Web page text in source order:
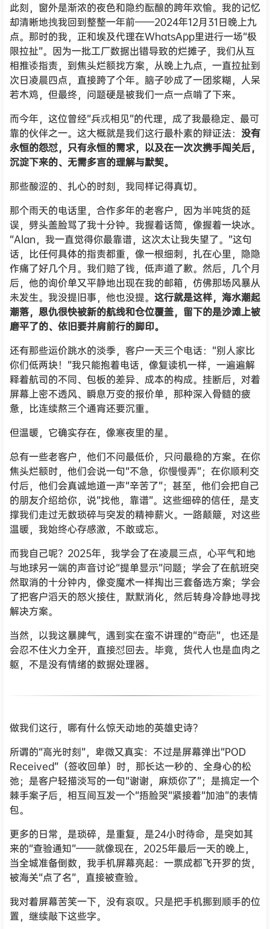
此刻，窗外是渐浓的夜色和隐约酝酿的跨年欢愉。我的记忆
却清晰地拽我回到整整一年前——2024年12月31日晚上九
点。那时的我，正和埃及代理在WhatsApp里进行一场“极
限拉扯”。因为一批工厂数据出错导致的烂摊子，我们从互
相推诿指责，到焦头烂额找方案，从晚上九点，一直拉扯到
次日凌晨四点，直接跨了个年。脑子吵成了一团浆糊，人呆
若木鸡，但最终，问题硬是被我们一点一点啃了下来。
而今年，这位曾经“兵戎相见”的代理，成了我最稳定、最可
靠的伙伴之一。这大概就是我们这行最朴素的辩证法： 没有
永恒的怨怼，只有永恒的需求，以及在一次次携手闯关后，
沉淀下来的、无需多言的理解与默契。
那些酸涩的、扎心的时刻，我同样记得真切。
那个雨天的电话里，合作多年的老客户，因为半吨货的延
误，劈头盖脸骂了我十分钟。我握着话筒，像握着一块冰。
“Alan，我一直觉得你最靠谱，这次太让我失望了。”这句
话，比任何具体的指责都重，像一根细刺，扎在心里，隐隐
作痛了好几个月。我们赔了钱，低声道了歉。然后，几个月
后，他的询价单又平静地出现在我的邮箱，仿佛那场风暴从
未发生。我没提旧事，他也没提。 这行就是这样，海水潮起
潮落，恩仇很快被新的航线和仓位覆盖，留下的是沙滩上被
磨平了的、依旧要并肩前行的脚印。
还有那些运价跳水的淡季，客户一天三个电话：“别人家比
你们低两块！”我只能抱着电话，像复读机一样，一遍遍解
释着航司的不同、包板的差异、成本的构成。挂断后，对着
屏幕上密不透风、瞬息万变的报价单，那种深入骨髓的疲
惫，比连续熬三个通宵还要沉重。
但温暖，它确实存在，像寒夜里的星。
总有一些老客户，他们不问最低价，只问最稳的方案。在你
焦头烂额时，他们会说一句“不急，你慢慢弄”；在你顺利交
付后，他们会真诚地道一声“辛苦了”；甚至，他们会把自己
的朋友介绍给你，说“找他，靠谱”。这些细碎的信任，是支
撑我们走过无数琐碎与突发的精神薪火。一路颠簸，对这些
温暖，我始终心存感激，不敢或忘。
而我自己呢？2025年，我学会了在凌晨三点，心平气和地
与地球另一端的声音讨论“提单显示”问题；学会了在航班突
然取消的十分钟内，像变魔术一样掏出三套备选方案；学会
了把客户滔天的怒火接住，默默消化，然后转身冷静地寻找
解决方案。
当然，以我这暴脾气，遇到实在蛮不讲理的“奇葩”，也还是
会忍不住火力全开，直接怼回去。毕竟，货代人也是血肉之
躯，不是没有情绪的数据处理器。
做我们这行，哪有什么惊天动地的英雄史诗？
所谓的“高光时刻”，卑微又真实：不过是屏幕弹出“POD
Received”（签收回单）时，那长达一秒的、全身心的松
弛；是客户轻描淡写的一句“谢谢，麻烦你了”；是搞定一个
棘手案子后，相互间互发一个“捂脸哭”紧接着“加油”的表情
包。
更多的日常，是琐碎，是重复，是24小时待命，是突如其
来的“查验通知”——就像现在，2025年最后一天的晚上，
当全城准备倒数，我手机屏幕亮起：一票成都飞开罗的货，
被海关“点了名”，直接被查验。
我对着屏幕苦笑一下，没有哀叹。只是把手机挪到顺手的位
置，继续敲下这些字。